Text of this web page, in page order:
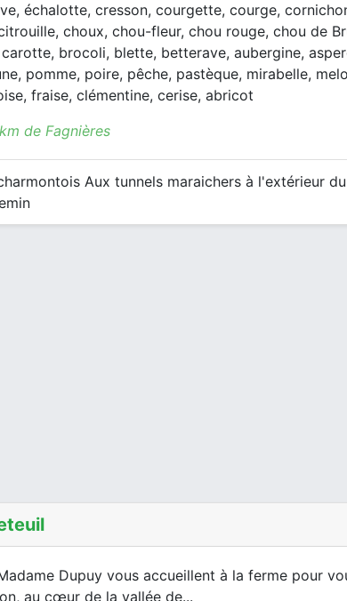
échalotte, cresson, courgette, courge,
choux, chou-fleur, chou rouge, chou de
brocoli, blette, betterave, aubergine,
pomme, poire, pêche, pastèque, mirabelle,
fraise, clémentine, cerise, abricot
de Fagnières
Aux tunnels maraichers à l'extérieur
Dupuy vous accueillent à la ferme pour
au cœur de la vallée de...